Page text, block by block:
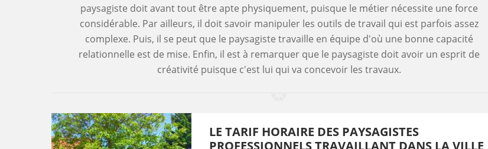
paysagiste doit avant tout être apte physiquement, puisque le métier nécessite une force
considérable. Par ailleurs, il doit savoir manipuler les outils de travail qui est parfois assez
complexe. Puis, il se peut que le paysagiste travaille en équipe d'où une bonne capacité
relationnelle est de mise. Enfin, il est à remarquer que le paysagiste doit avoir un esprit de
créativité puisque c'est lui qui va concevoir les travaux.
LE TARIF HORAIRE DES PAYSAGISTES
PROFESSIONNELS TRAVAILLANT DANS LA VILLE